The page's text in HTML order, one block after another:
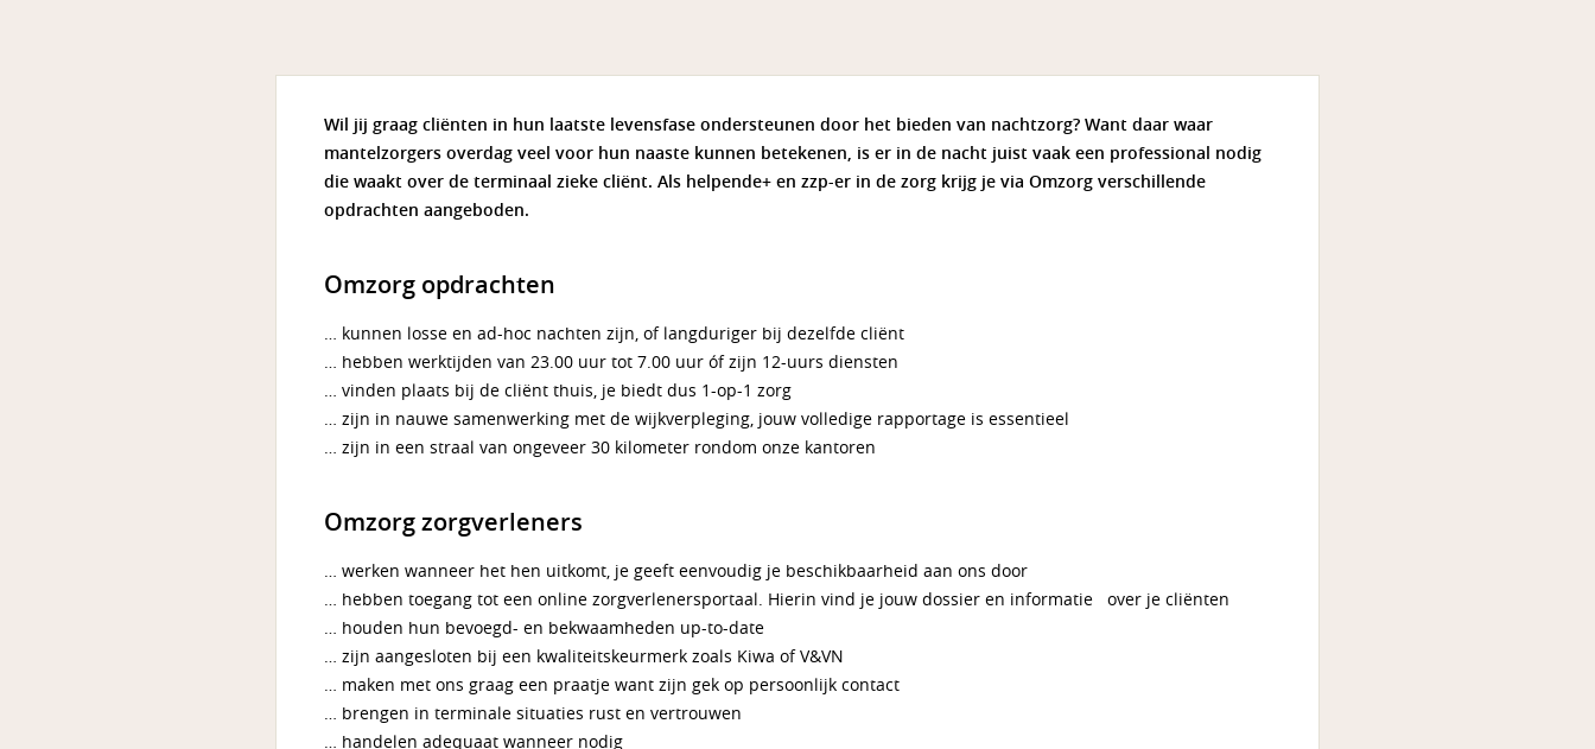
Wil jij graag cliënten in hun laatste levensfase ondersteunen door het bieden van nachtzorg? Want daar waar
mantelzorgers overdag veel voor hun naaste kunnen betekenen, is er in de nacht juist vaak een professional nodig
die waakt over de terminaal zieke cliënt. Als helpende+ en zzp-er in de zorg krijg je via Omzorg verschillende
opdrachten aangeboden.
Omzorg opdrachten
… kunnen losse en ad-hoc nachten zijn, of langduriger bij dezelfde cliënt
… hebben werktijden van 23.00 uur tot 7.00 uur óf zijn 12-uurs diensten
… vinden plaats bij de cliënt thuis, je biedt dus 1-op-1 zorg
… zijn in nauwe samenwerking met de wijkverpleging, jouw volledige rapportage is essentieel
… zijn in een straal van ongeveer 30 kilometer rondom onze kantoren
Omzorg zorgverleners
… werken wanneer het hen uitkomt, je geeft eenvoudig je beschikbaarheid aan ons door
… hebben toegang tot een online zorgverlenersportaal. Hierin vind je jouw dossier en informatie over je cliënten
… houden hun bevoegd- en bekwaamheden up-to-date
… zijn aangesloten bij een kwaliteitskeurmerk zoals Kiwa of V&VN
… maken met ons graag een praatje want zijn gek op persoonlijk contact
… brengen in terminale situaties rust en vertrouwen
… handelen adequaat wanneer nodig